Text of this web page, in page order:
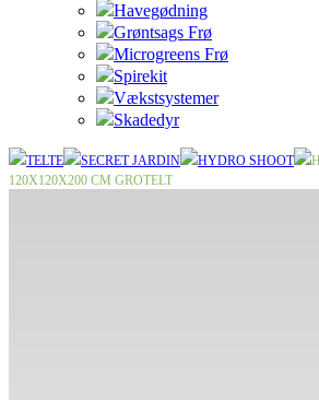
Havegødning
Grøntsags Frø
Microgreens Frø
Spirekit
Vækstsystemer
Skadedyr
TELTE SECRET JARDIN HYDRO SHOOT
120X120X200 CM GROTELT